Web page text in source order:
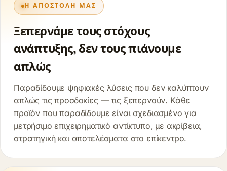
Η ΑΠΟΣΤΟΛΉ ΜΑΣ
Ξεπερνάμε τους στόχους
ανάπτυξης, δεν τους πιάνουμε
απλώς
Παραδίδουμε ψηφιακές λύσεις που δεν καλύπτουν
απλώς τις προσδοκίες — τις ξεπερνούν. Κάθε
προϊόν που παραδίδουμε είναι σχεδιασμένο για
μετρήσιμο επιχειρηματικό αντίκτυπο, με ακρίβεια,
στρατηγική και αποτελέσματα στο επίκεντρο.